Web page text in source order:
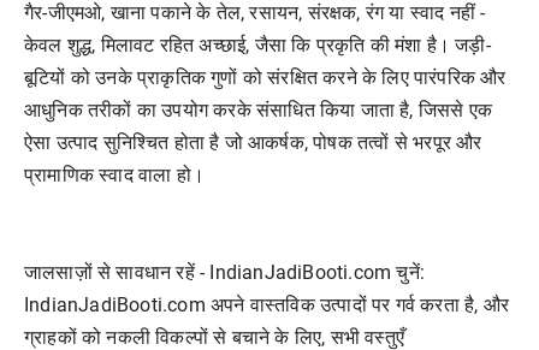
गैर-जीएमओ, खाना पकाने के तेल, रसायन, संरक्षक, रंग या स्वाद नहीं -
केवल शुद्ध, मिलावट रहित अच्छाई, जैसा कि प्रकृति की मंशा है। जड़ी-
बूटियों को उनके प्राकृतिक गुणों को संरक्षित करने के लिए पारंपरिक और
आधुनिक तरीकों का उपयोग करके संसाधित किया जाता है, जिससे एक
ऐसा उत्पाद सुनिश्चित होता है जो आकर्षक, पोषक तत्वों से भरपूर और
प्रामाणिक स्वाद वाला हो।
जालसाज़ों से सावधान रहें - IndianJadiBooti.com चुनें:
IndianJadiBooti.com अपने वास्तविक उत्पादों पर गर्व करता है, और
ग्राहकों को नकली विकल्पों से बचाने के लिए, सभी वस्तुएँ